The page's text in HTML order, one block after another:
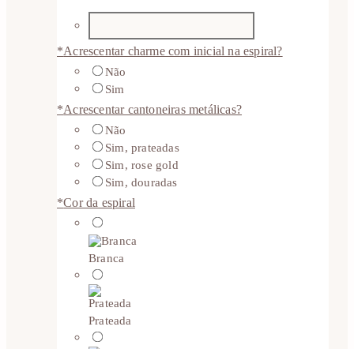
*Acrescentar charme com inicial na espiral?
Não
Sim
*Acrescentar cantoneiras metálicas?
Não
Sim, prateadas
Sim, rose gold
Sim, douradas
*Cor da espiral
Branca
Prateada